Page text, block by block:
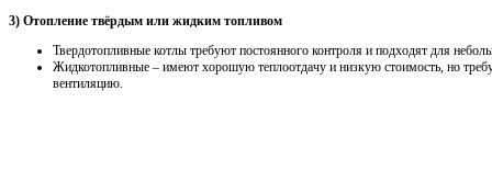
3) Отопление твёрдым или жидким топливом
Твердотопливные котлы требуют постоянного контроля и подходят для
Жидкотопливные – имеют хорошую теплоотдачу и низкую стоимость, но
вентиляцию.